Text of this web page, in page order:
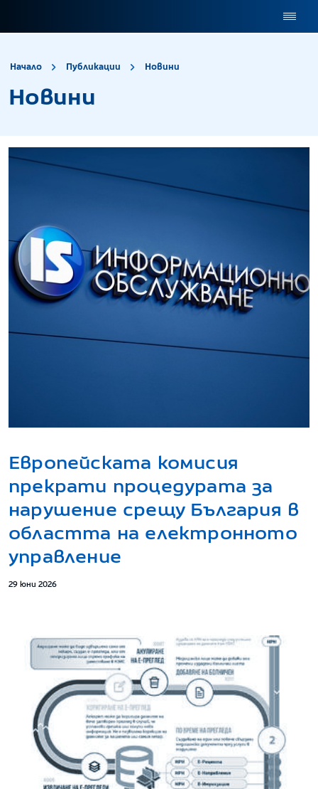
Начало Публикации Новини
Новини
Европейската комисия
прекрати процедурата за
нарушение срещу България в
областта на електронното
управление
29 юни 2026